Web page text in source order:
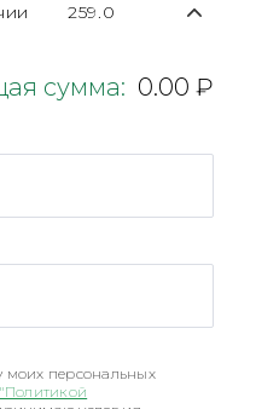
259.0
сумма: 0.00 ₽
моих персональных
"Политикой